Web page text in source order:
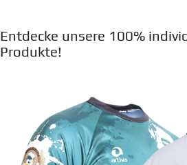
Entdecke unsere 100%
Produkte!